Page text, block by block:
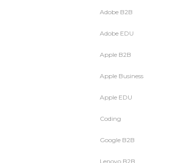
Adobe B2B
Adobe EDU
Apple B2B
Apple Business
Apple EDU
Coding
Google B2B
Lenovo B2B